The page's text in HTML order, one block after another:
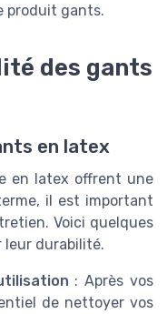
produit gants.
des gants
en latex
en latex offrent une
il est important
Voici quelques
leur durabilité.
: Après vos
de nettoyer vos